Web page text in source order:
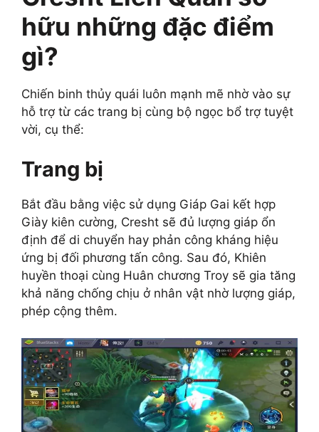
hữu những đặc điểm
gì?
Chiến binh thủy quái luôn mạnh mẽ nhờ vào sự
hỗ trợ từ các trang bị cùng bộ ngọc bổ trợ tuyệt
vời, cụ thể:
Trang bị
Bắt đầu bằng việc sử dụng Giáp Gai kết hợp
Giày kiên cường, Cresht sẽ đủ lượng giáp ổn
định để di chuyển hay phản công kháng hiệu
ứng bị đối phương tấn công. Sau đó, Khiên
huyền thoại cùng Huân chương Troy sẽ gia tăng
khả năng chống chịu ở nhân vật nhờ lượng giáp,
phép cộng thêm.